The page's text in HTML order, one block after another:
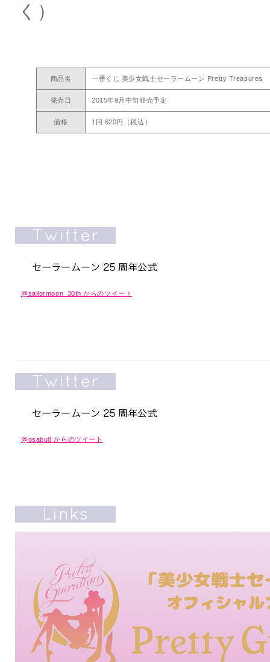
く）
商品名 一番くじ 美少女戦士セーラームーン Pretty Treasures
発売日 2015年9月中旬発売予定
価格 1回 620円（税込）
@sailormoon_30th からのツイート
@osabu8 からのツイート